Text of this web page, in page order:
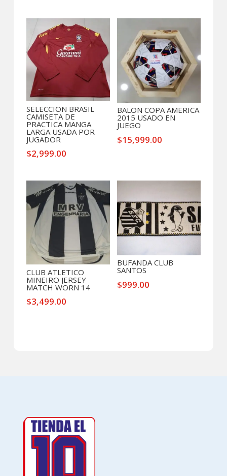
SELECCION BRASIL
CAMISETA DE
PRACTICA MANGA
LARGA USADA POR
JUGADOR
$2,999.00
BALON COPA AMERICA
2015 USADO EN
JUEGO
$15,999.00
CLUB ATLETICO
MINEIRO JERSEY
MATCH WORN 14
$3,499.00
BUFANDA CLUB
SANTOS
$999.00